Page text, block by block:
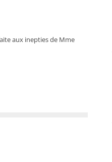
aux inepties de Mme